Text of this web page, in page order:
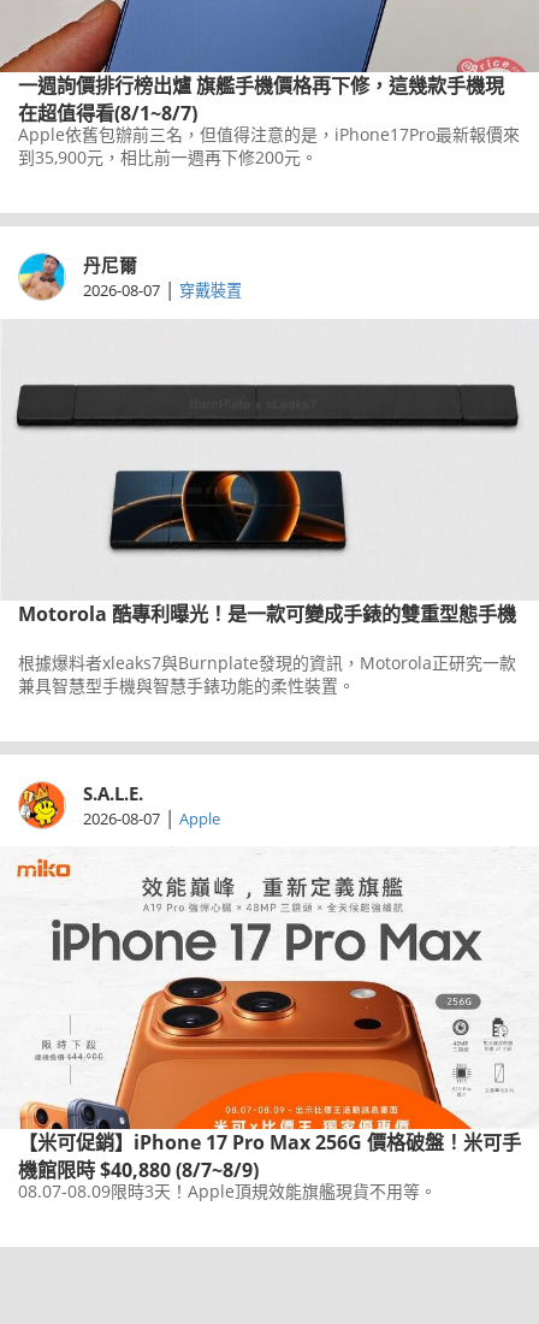
一週詢價排行榜出爐 旗艦手機價格再下修，這幾款手機現
在超值得看(8/1~8/7)
Apple依舊包辦前三名，但值得注意的是，iPhone17Pro最新報價來
到35,900元，相比前一週再下修200元。
丹尼爾
2026-08-07 | 穿戴裝置
Motorola 酷專利曝光！是一款可變成手錶的雙重型態手機
根據爆料者xleaks7與Burnplate發現的資訊，Motorola正研究一款
兼具智慧型手機與智慧手錶功能的柔性裝置。
S.A.L.E.
2026-08-07 | Apple
【米可促銷】iPhone 17 Pro Max 256G 價格破盤！米可手
機館限時 $40,880 (8/7~8/9)
08.07-08.09限時3天！Apple頂規效能旗艦現貨不用等。